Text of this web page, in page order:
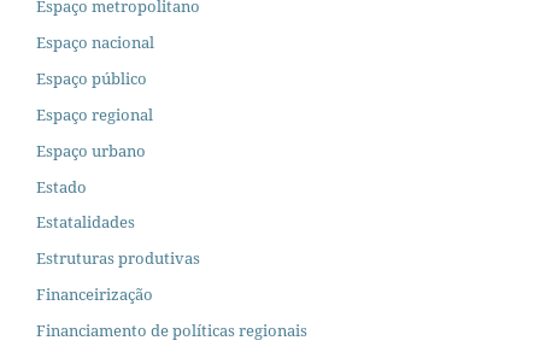
Espaço metropolitano
Espaço nacional
Espaço público
Espaço regional
Espaço urbano
Estado
Estatalidades
Estruturas produtivas
Financeirização
Financiamento de políticas regionais